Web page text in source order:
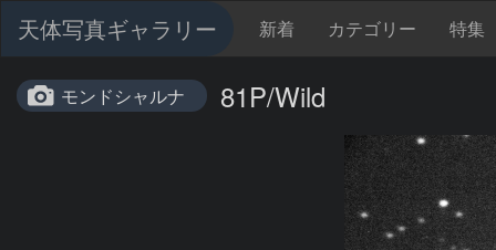
天体写真ギャラリー 新着 カテゴリー 特集
モンドシャルナ 81P/Wild